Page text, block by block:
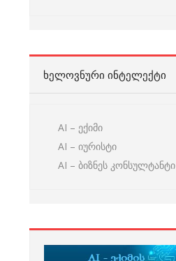
ᲮᲔᲚᲝᲕᲜᲣᲠᲘ ᲘᲜᲢᲔᲚᲔᲥᲢᲘ
AI – ექიმი
AI – იურისტი
AI – ბიზნეს კონსულტანტი